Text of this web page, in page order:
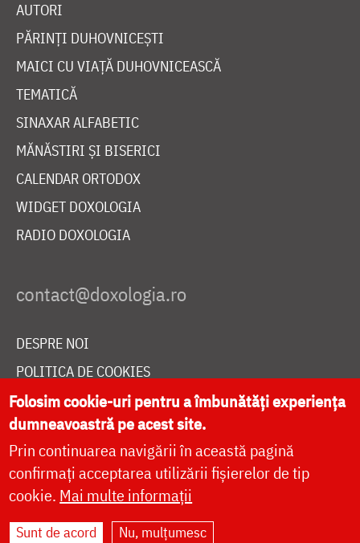
AUTORI
PĂRINȚI DUHOVNICEȘTI
MAICI CU VIAȚĂ DUHOVNICEASCĂ
TEMATICĂ
SINAXAR ALFABETIC
MĂNĂSTIRI ȘI BISERICI
CALENDAR ORTODOX
WIDGET DOXOLOGIA
RADIO DOXOLOGIA
DESPRE NOI
POLITICA DE COOKIES
DONEAZĂ ONLINE PENTRU CATEDRALA NAȚIONALĂ
LIVE
Folosim cookie-uri pentru a îmbunătăți experiența
dumneavoastră pe acest site.
Prin continuarea navigării în această pagină
confirmați acceptarea utilizării fișierelor de tip
cookie. Mai multe informații
Sunt de acord Nu, mulțumesc